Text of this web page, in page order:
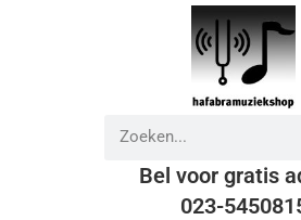
Bel voor gratis
023-